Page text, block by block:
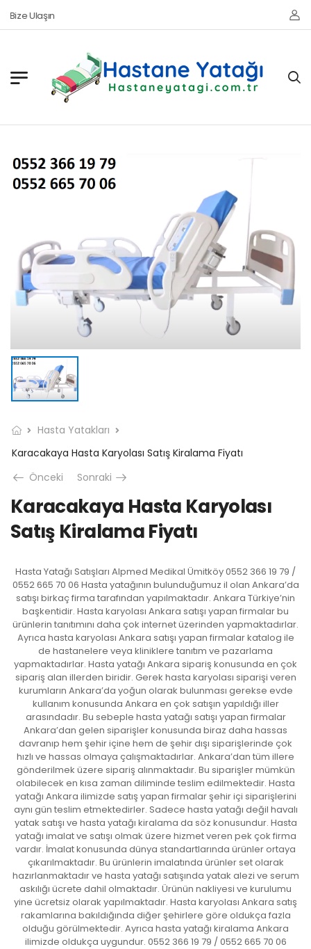
Bize Ulaşın
Hasta Yatakları
Karacakaya Hasta Karyolası Satış Kiralama Fiyatı
Önceki
Sonraki
Karacakaya Hasta Karyolası
Satış Kiralama Fiyatı
Hasta Yatağı Satışları Alpmed Medikal Ümitköy 0552 366 19 79 /
0552 665 70 06 Hasta yatağının bulunduğumuz il olan Ankara’da
satışı birkaç firma tarafından yapılmaktadır. Ankara Türkiye’nin
başkentidir. Hasta karyolası Ankara satışı yapan firmalar bu
ürünlerin tanıtımını daha çok internet üzerinden yapmaktadırlar.
Ayrıca hasta karyolası Ankara satışı yapan firmalar katalog ile
de hastanelere veya kliniklere tanıtım ve pazarlama
yapmaktadırlar. Hasta yatağı Ankara sipariş konusunda en çok
sipariş alan illerden biridir. Gerek hasta karyolası siparişi veren
kurumların Ankara’da yoğun olarak bulunması gerekse evde
kullanım konusunda Ankara en çok satışın yapıldığı iller
arasındadır. Bu sebeple hasta yatağı satışı yapan firmalar
Ankara’dan gelen siparişler konusunda biraz daha hassas
davranıp hem şehir içine hem de şehir dışı siparişlerinde çok
hızlı ve hassas olmaya çalışmaktadırlar. Ankara’dan tüm illere
gönderilmek üzere sipariş alınmaktadır. Bu siparişler mümkün
olabilecek en kısa zaman diliminde teslim edilmektedir. Hasta
yatağı Ankara ilimizde satış yapan firmalar şehir içi siparişlerini
aynı gün teslim etmektedirler. Sadece hasta yatağı değil havalı
yatak satışı ve hasta yatağı kiralama da söz konusundur. Hasta
yatağı imalat ve satışı olmak üzere hizmet veren pek çok firma
vardır. İmalat konusunda dünya standartlarında ürünler ortaya
çıkarılmaktadır. Bu ürünlerin imalatında ürünler set olarak
hazırlanmaktadır ve hasta yatağı satışında yatak alezi ve serum
askılığı ücrete dahil olmaktadır. Ürünün nakliyesi ve kurulumu
yine ücretsiz olarak yapılmaktadır. Hasta karyolası Ankara satış
rakamlarına bakıldığında diğer şehirlere göre oldukça fazla
olduğu görülmektedir. Ayrıca hasta yatağı kiralama Ankara
ilimizde oldukça uygundur. 0552 366 19 79 / 0552 665 70 06